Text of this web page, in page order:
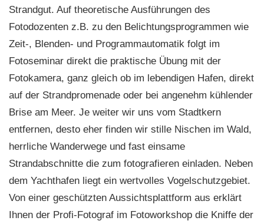
Strandgut. Auf theoretische Ausführungen des
Fotodozenten z.B. zu den Belichtungsprogrammen wie
Zeit-, Blenden- und Programmautomatik folgt im
Fotoseminar direkt die praktische Übung mit der
Fotokamera, ganz gleich ob im lebendigen Hafen, direkt
auf der Strandpromenade oder bei angenehm kühlender
Brise am Meer. Je weiter wir uns vom Stadtkern
entfernen, desto eher finden wir stille Nischen im Wald,
herrliche Wanderwege und fast einsame
Strandabschnitte die zum fotografieren einladen. Neben
dem Yachthafen liegt ein wertvolles Vogelschutzgebiet.
Von einer geschützten Aussichtsplattform aus erklärt
Ihnen der Profi-Fotograf im Fotoworkshop die Kniffe der